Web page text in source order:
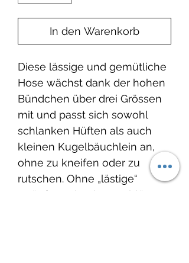
In den Warenkorb
Diese lässige und gemütliche
Hose wächst dank der hohen
Bündchen über drei Grössen
mit und passt sich sowohl
schlanken Hüften als auch
kleinen Kugelbäuchlein an,
ohne zu kneifen oder zu
rutschen. Ohne „lästige“
Knöpfe und Reißverschlüsse